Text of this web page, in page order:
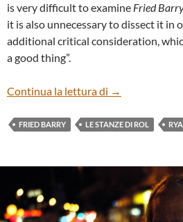
is very difficult to examine Fried
it is also unnecessary to dissect it in
additional critical consideration,
a good thing”.
Continua la lettura di “FRIED
→
FRIED BARRY LE STANZE DI ROL